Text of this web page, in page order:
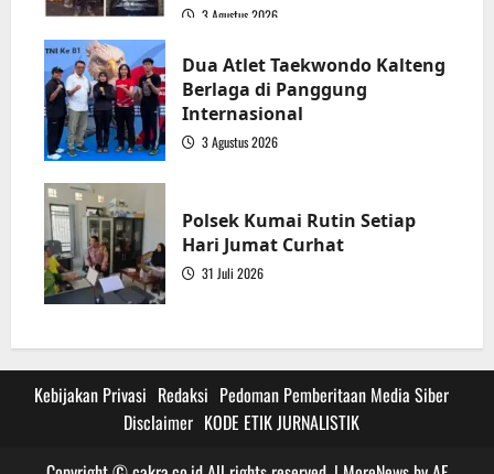
3 Agustus 2026
Dua Atlet Taekwondo Kalteng
Berlaga di Panggung
Internasional
3 Agustus 2026
Polsek Kumai Rutin Setiap
Hari Jumat Curhat
31 Juli 2026
Kebijakan Privasi Redaksi Pedoman Pemberitaan Media Siber
Disclaimer KODE ETIK JURNALISTIK